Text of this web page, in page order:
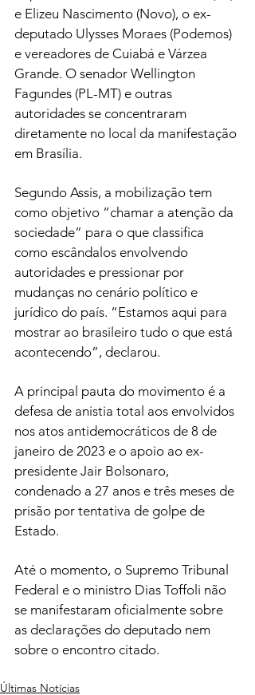
e Elizeu Nascimento (Novo), o ex-
deputado Ulysses Moraes (Podemos)
e vereadores de Cuiabá e Várzea
Grande. O senador Wellington
Fagundes (PL-MT) e outras
autoridades se concentraram
diretamente no local da manifestação
em Brasília.
Segundo Assis, a mobilização tem
como objetivo “chamar a atenção da
sociedade” para o que classifica
como escândalos envolvendo
autoridades e pressionar por
mudanças no cenário político e
jurídico do país. “Estamos aqui para
mostrar ao brasileiro tudo o que está
acontecendo”, declarou.
A principal pauta do movimento é a
defesa de anistia total aos envolvidos
nos atos antidemocráticos de 8 de
janeiro de 2023 e o apoio ao ex-
presidente Jair Bolsonaro,
condenado a 27 anos e três meses de
prisão por tentativa de golpe de
Estado.
Até o momento, o Supremo Tribunal
Federal e o ministro Dias Toffoli não
se manifestaram oficialmente sobre
as declarações do deputado nem
sobre o encontro citado.
Últimas Notícias